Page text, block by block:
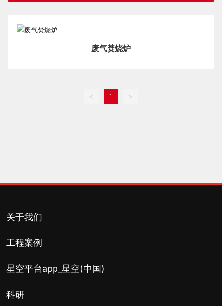
废气焚烧炉
< 1 >
关于我们
工程案例
星空平台app_星空(中国)
科研